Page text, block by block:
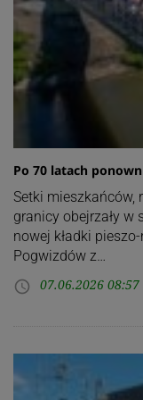
Po 70 latach
Setki mieszkańców,
granicy obejrzały w
nowej kładki
Pogwizdów z…
access_time 07.06.2026 08:57